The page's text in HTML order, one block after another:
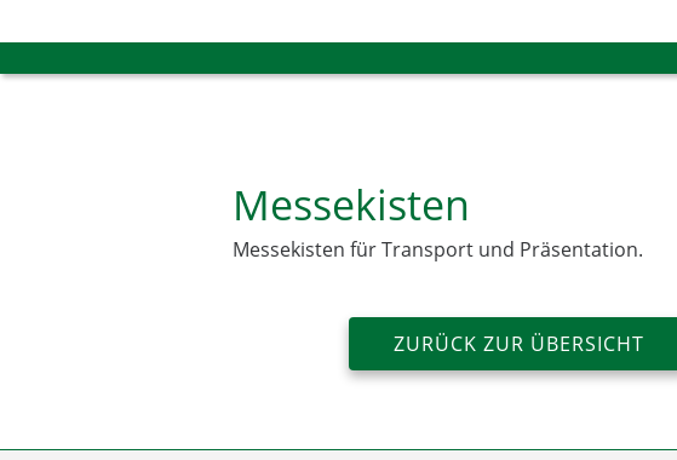
Messekisten
Messekisten für Transport und Präsentation.
ZURÜCK ZUR ÜBERSICHT